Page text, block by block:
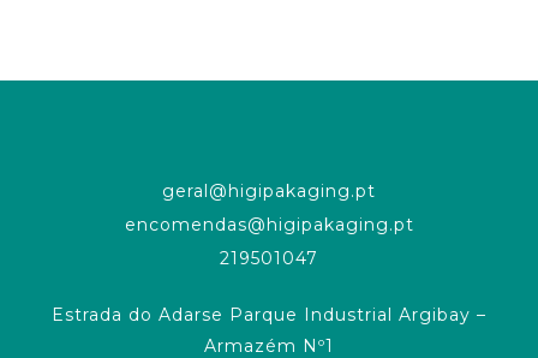
geral@higipakaging.pt
encomendas@higipakaging.pt
219501047
Estrada do Adarse Parque Industrial Argibay –
Armazém Nº1